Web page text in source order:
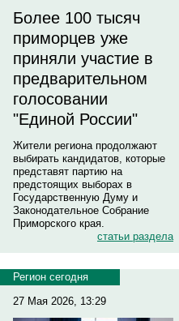
Более 100 тысяч
приморцев уже
приняли участие в
предварительном
голосовании
"Единой России"
Жители региона продолжают
выбирать кандидатов, которые
представят партию на
предстоящих выборах в
Государственную Думу и
Законодательное Собрание
Приморского края.
статьи раздела
Регион сегодня
27 Мая 2026, 13:29